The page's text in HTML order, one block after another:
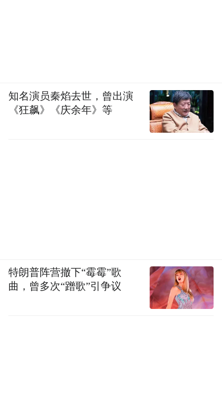
知名演员秦焰去世，曾出演
《狂飙》《庆余年》等
特朗普阵营撤下“霉霉”歌
曲，曾多次“蹭歌”引争议